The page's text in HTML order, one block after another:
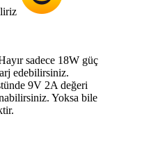
sadece 18W güç
edebilirsiniz.
9V 2A değeri
Yoksa bile